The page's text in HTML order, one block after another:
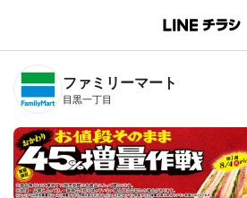
B
n
T
ファミリーマート
目黒一丁目